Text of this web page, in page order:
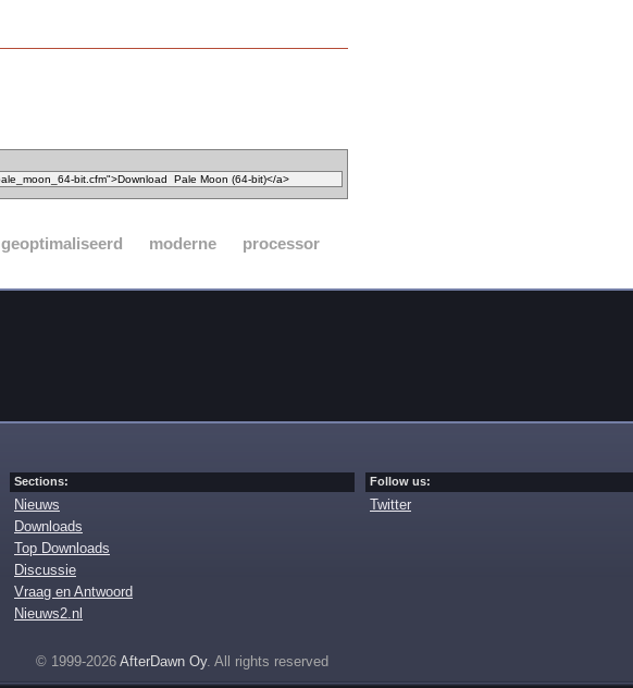
geoptimaliseerd moderne processor
Sections:
Nieuws
Downloads
Top Downloads
Discussie
Vraag en Antwoord
Nieuws2.nl
Follow us:
Twitter
© 1999-2026 AfterDawn Oy. All rights reserved